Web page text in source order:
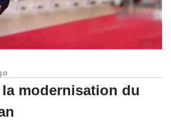
modernisation du